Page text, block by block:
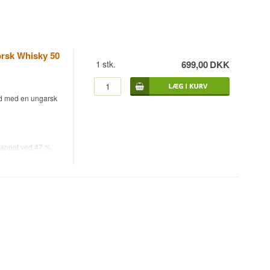
Whisky 50
med en ungarsk
ved 47 %,
1 stk. 699,00DKK